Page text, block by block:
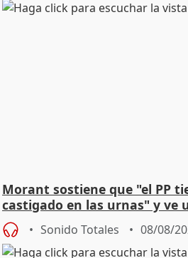
Morant sostiene que "el PP
castigado en las urnas" y ve
cambio"
Sonido Totales 08/08/